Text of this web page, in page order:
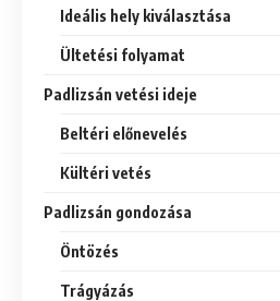
Ideális hely kiválasztása
Ültetési folyamat
Padlizsán vetési ideje
Beltéri előnevelés
Kültéri vetés
Padlizsán gondozása
Öntözés
Trágyázás